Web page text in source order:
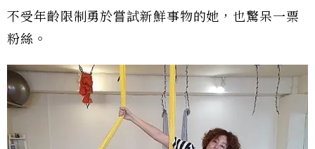
不受年齡限制勇於嘗試新鮮事物的她，也驚呆一票
粉絲。